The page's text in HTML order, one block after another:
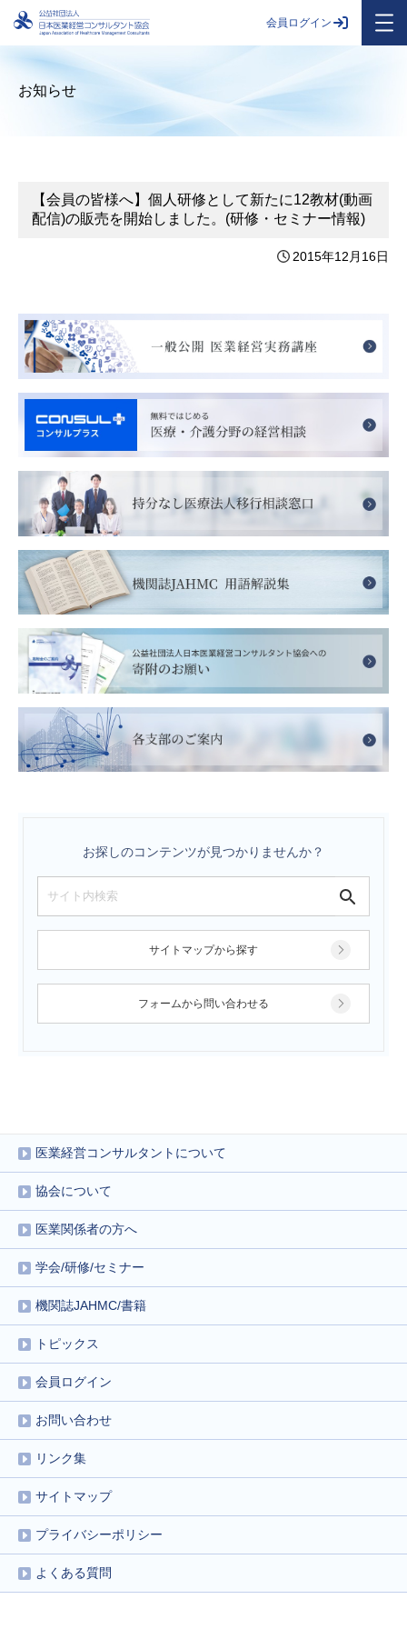
会員ログイン
お知らせ
【会員の皆様へ】個人研修として新たに12教材(動画
配信)の販売を開始しました。(研修・セミナー情報)
2015年12月16日
お探しのコンテンツが見つかりませんか？
サイトマップから探す
フォームから問い合わせる
医業経営コンサルタントについて
協会について
医業関係者の方へ
学会/研修/セミナー
機関誌JAHMC/書籍
トピックス
会員ログイン
お問い合わせ
リンク集
サイトマップ
プライバシーポリシー
よくある質問